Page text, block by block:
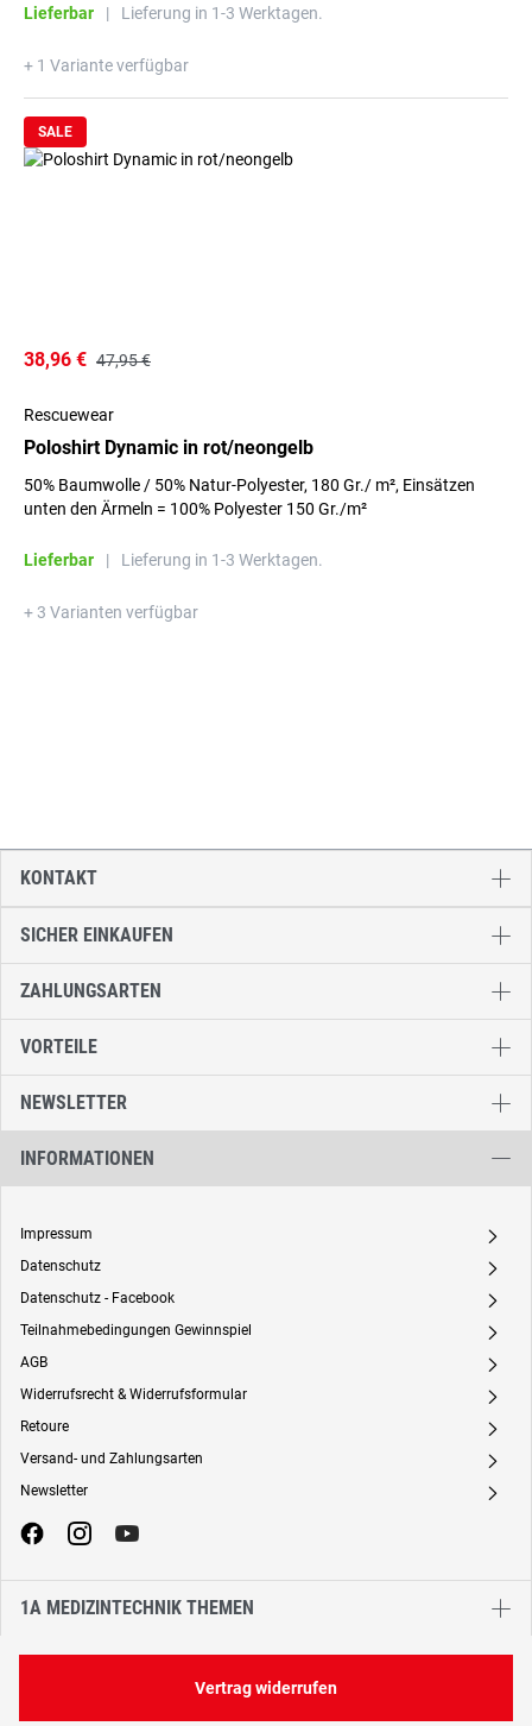
Lieferbar | Lieferung in 1-3 Werktagen.
+ 1 Variante verfügbar
SALE
38,96 € 47,95 €
Rescuewear
Poloshirt Dynamic in rot/neongelb
50% Baumwolle / 50% Natur-Polyester, 180 Gr./ m², Einsätzen
unten den Ärmeln = 100% Polyester 150 Gr./m²
Lieferbar | Lieferung in 1-3 Werktagen.
+ 3 Varianten verfügbar
SICHER EINKAUFEN
ZAHLUNGSARTEN
VORTEILE
NEWSLETTER
INFORMATIONEN
Impressum A
Datenschutz A
Datenschutz - Facebook A
Teilnahmebedingungen Gewinnspiel A
AGB A
Widerrufsrecht & Widerrufsformular A
Retoure A
Versand- und Zahlungsarten A
Newsletter A
1A MEDIZINTECHNIK THEMEN
KONTAKT
Vertrag widerrufen